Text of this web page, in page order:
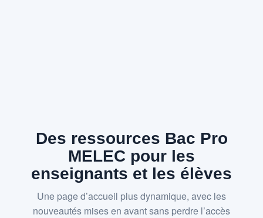
Des ressources Bac Pro
MELEC pour les
enseignants et les élèves
Une page d’accueil plus dynamique, avec les
nouveautés mises en avant sans perdre l’accès